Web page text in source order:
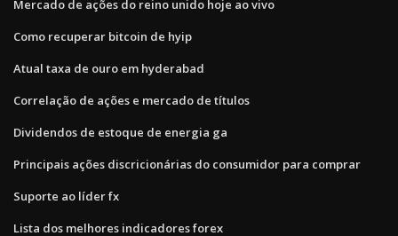
Mercado de ações do reino unido hoje ao vivo
Como recuperar bitcoin de hyip
Atual taxa de ouro em hyderabad
Correlação de ações e mercado de títulos
Dividendos de estoque de energia ga
Principais ações discricionárias do consumidor para comprar
Suporte ao líder fx
Lista dos melhores indicadores forex